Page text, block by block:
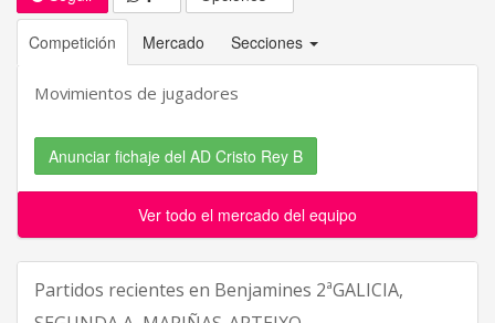
Competición Mercado Secciones
Movimientos de jugadores
Anunciar fichaje del AD Cristo Rey B
Ver todo el mercado del equipo
Partidos recientes en Benjamines 2ªGALICIA,